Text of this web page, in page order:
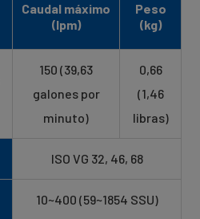
Caudal máximo
(lpm)
Peso
(kg)
150 (39,63
galones por
minuto)
0,66
(1,46
libras)
ISO VG 32, 46, 68
10~400 (59~1854 SSU)